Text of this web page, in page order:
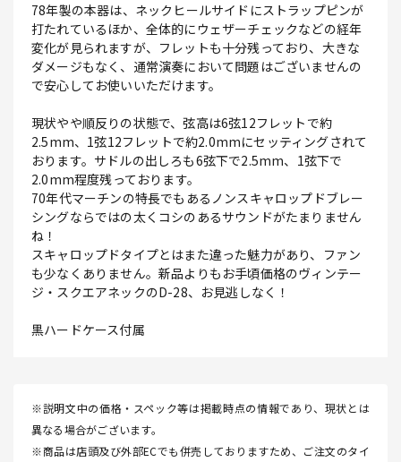
78年製の本器は、ネックヒールサイドにストラップピンが
打たれているほか、全体的にウェザーチェックなどの経年
変化が見られますが、フレットも十分残っており、大きな
ダメージもなく、通常演奏において問題はございませんの
で安心してお使いいただけます。
現状やや順反りの状態で、弦高は6弦12フレットで約
2.5mm、1弦12フレットで約2.0mmにセッティングされて
おります。サドルの出しろも6弦下で2.5mm、1弦下で
2.0mm程度残っております。
70年代マーチンの特長でもあるノンスキャロップドブレー
シングならではの太くコシのあるサウンドがたまりません
ね！
スキャロップドタイプとはまた違った魅力があり、ファン
も少なくありません。新品よりもお手頃価格のヴィンテー
ジ・スクエアネックのD-28、お見逃しなく！
黒ハードケース付属
※説明文中の価格・スペック等は掲載時点の情報であり、現状とは
異なる場合がございます。
※商品は店頭及び外部ECでも併売しておりますため、ご注文のタイ